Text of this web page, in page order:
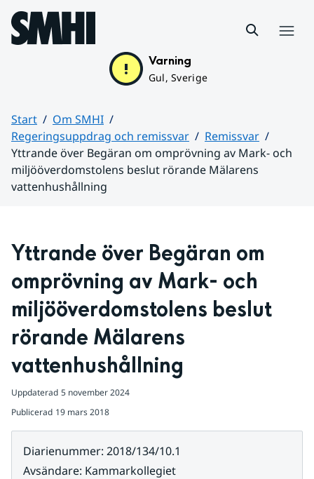
Hoppa till sidans innehåll
Varning
Gul, Sverige
Start
Om SMHI
Regeringsuppdrag och remissvar
Remissvar
Yttrande över Begäran om omprövning av Mark- och
miljööverdomstolens beslut rörande Mälarens
vattenhushållning
Yttrande över Begäran om
omprövning av Mark- och
miljööverdomstolens beslut
rörande Mälarens
vattenhushållning
Uppdaterad 5 november 2024
Publicerad 19 mars 2018
Diarienummer: 2018/134/10.1
Avsändare: Kammarkollegiet